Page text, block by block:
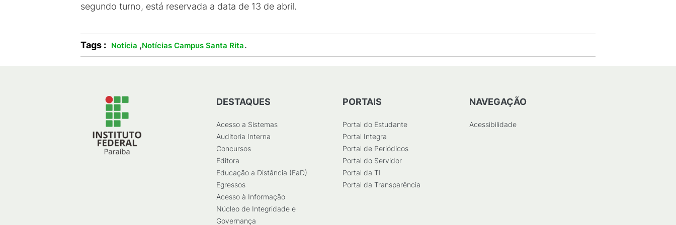
segundo turno, está reservada a data de 13 de abril.
Tags : Notícia ,Notícias Campus Santa Rita.
DESTAQUES
Acesso a Sistemas
Auditoria Interna
Concursos
Editora
Educação a Distância (EaD)
Egressos
Acesso à Informação
Núcleo de Integridade e
Governança
PORTAIS
Portal do Estudante
Portal Integra
Portal de Periódicos
Portal do Servidor
Portal da TI
Portal da Transparência
NAVEGAÇÃO
Acessibilidade